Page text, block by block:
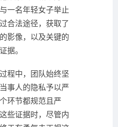
一名年轻女子举止
合法途径，获取了
影像，以及关键的
据。
中，团队始终坚
事人的隐私予以严
环节都规范且严
些证据时，尽管内